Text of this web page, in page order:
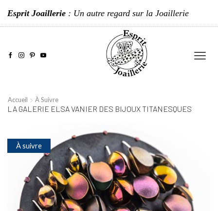
Esprit Joaillerie : Un autre regard sur la Joaillerie
Accueil À Suivre
LA GALERIE ELSA VANIER DES BIJOUX TITANESQUES
À suivre